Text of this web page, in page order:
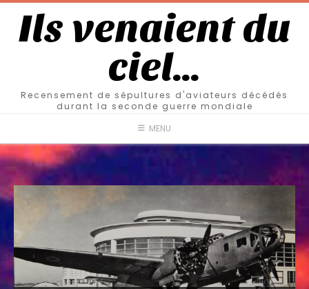
Ils venaient du
ciel…
Recensement de sépultures d'aviateurs décédés
durant la seconde guerre mondiale
MENU